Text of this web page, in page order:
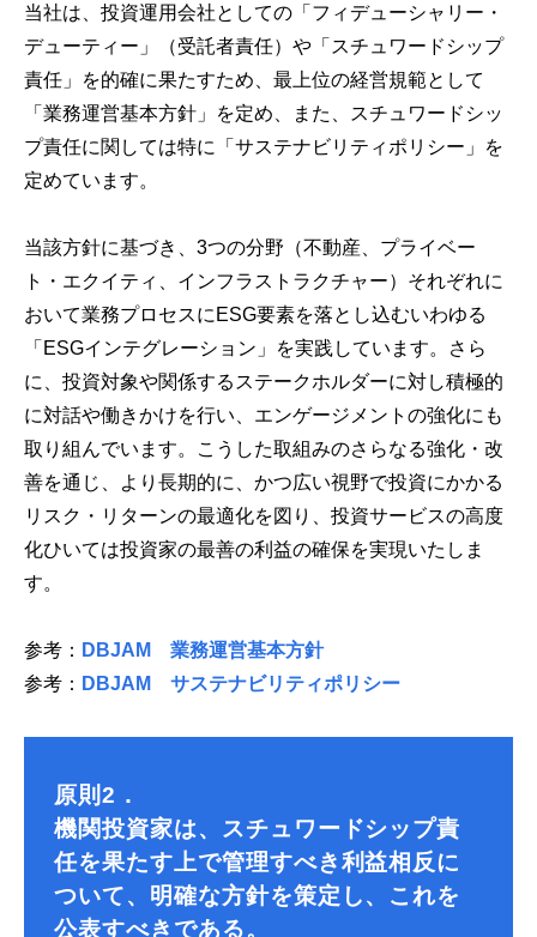
当社は、投資運用会社としての「フィデューシャリー・
デューティー」（受託者責任）や「スチュワードシップ
責任」を的確に果たすため、最上位の経営規範として
「業務運営基本方針」を定め、また、スチュワードシッ
プ責任に関しては特に「サステナビリティポリシー」を
定めています。
当該方針に基づき、3つの分野（不動産、プライベー
ト・エクイティ、インフラストラクチャー）それぞれに
おいて業務プロセスにESG要素を落とし込むいわゆる
「ESGインテグレーション」を実践しています。さら
に、投資対象や関係するステークホルダーに対し積極的
に対話や働きかけを行い、エンゲージメントの強化にも
取り組んでいます。こうした取組みのさらなる強化・改
善を通じ、より長期的に、かつ広い視野で投資にかかる
リスク・リターンの最適化を図り、投資サービスの高度
化ひいては投資家の最善の利益の確保を実現いたしま
す。
参考： DBJAM 業務運営基本方針
参考： DBJAM サステナビリティポリシー
原則2．
機関投資家は、スチュワードシップ責
任を果たす上で管理すべき利益相反に
ついて、明確な方針を策定し、これを
公表すべきである。